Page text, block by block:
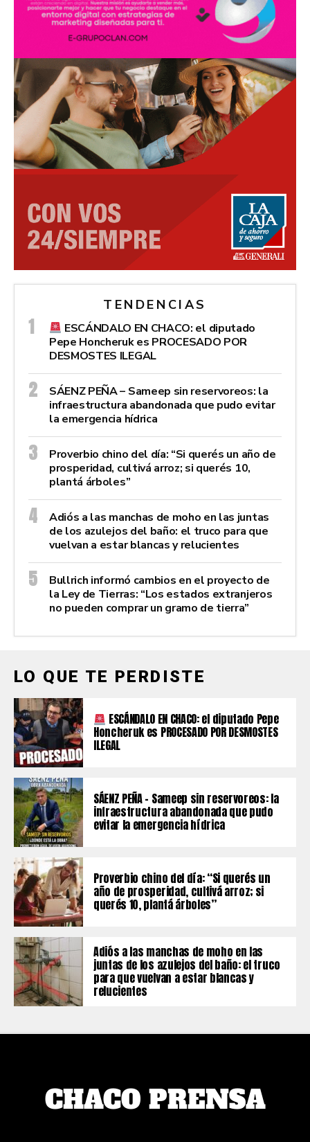
TENDENCIAS
ESCÁNDALO EN CHACO: el diputado
Pepe Honcheruk es PROCESADO POR
DESMOSTES ILEGAL
SÁENZ PEÑA – Sameep sin reservoreos: la
infraestructura abandonada que pudo evitar
la emergencia hídrica
Proverbio chino del día: “Si querés un año de
prosperidad, cultivá arroz; si querés 10,
plantá árboles”
Adiós a las manchas de moho en las juntas
de los azulejos del baño: el truco para que
vuelvan a estar blancas y relucientes
Bullrich informó cambios en el proyecto de
la Ley de Tierras: “Los estados extranjeros
no pueden comprar un gramo de tierra”
LO QUE TE PERDISTE
ESCÁNDALO EN CHACO: el diputado Pepe
Honcheruk es PROCESADO POR DESMOSTES
ILEGAL
SÁENZ PEÑA – Sameep sin reservoreos: la
infraestructura abandonada que pudo
evitar la emergencia hídrica
Proverbio chino del día: “Si querés un
año de prosperidad, cultivá arroz; si
querés 10, plantá árboles”
Adiós a las manchas de moho en las
juntas de los azulejos del baño: el truco
para que vuelvan a estar blancas y
relucientes